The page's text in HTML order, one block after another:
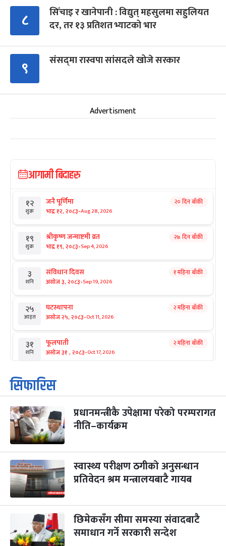
८
सिँचाइ र खानेपानी : विद्युत् महसुलमा सहुलियत
दर, तर १३ प्रतिशत भ्याटको भार
९ संसद्‍मा रास्वपा सांसदले खोजे सरकार
Advertisment
आगामी बिदाहरु
१२
शुक्र
जनै पूर्णिमा
भाद्र १२, २०८३-Aug 28, 2026
२० दिन बाँकी
१९
शुक्र
श्रीकृष्ण जन्माष्टमी व्रत
भाद्र १९, २०८३-Sep 4, 2026
२७ दिन बाँकी
३
शनि
संविधान दिवस
असोज ३, २०८३-Sep 19, 2026
१ महिना बाँकी
२५
आइत
घटस्थापना
असोज २५, २०८३-Oct 11, 2026
२ महिना बाँकी
३१
शनि
फूलपाती
असोज ३१ , २०८३-Oct 17, 2026
२ महिना बाँकी
१
आइत
कार्तिक सङ्क्रान्ति
कार्तिक १, २०८३
३
मंगल
महानवमी
कार्तिक ३, २०८३-Oct 20, 2026
२ महिना बाँकी
४
बुध कार्तिक ४, २०८३ Oct 21, 2026
५
बिहि
पापा‌ङ्कुशा एकादशी व्रत
कार्तिक ५, २०८३
२ महिना बाँकी
२२
आइत
कुकुर तिहार
कार्तिक २२, २०८३-Nov 8, 2026
३ महिना बाँकी
सिफारिस
प्रधानमन्त्रीकै उपेक्षामा परेको परम्परागत
नीति–कार्यक्रम
स्वास्थ्य परीक्षण ठगीको अनुसन्धान
प्रतिवेदन श्रम मन्त्रालयबाटै गायब
छिमेकसँग सीमा समस्या संवादबाटै
समाधान गर्ने सरकारी सन्देश